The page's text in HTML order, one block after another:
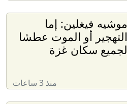
موشيه فيغلين: إما
التهجير أو الموت عطشا
لجميع سكان غزة
منذ 3 ساعات